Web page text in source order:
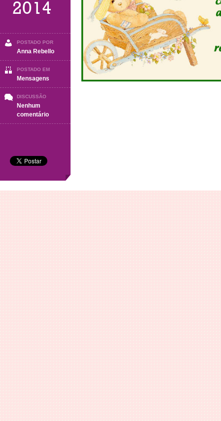
2014
POSTADO POR
Anna Rebello
POSTADO EM
Mensagens
DISCUSSÃO
Nenhum
comentárioem
A